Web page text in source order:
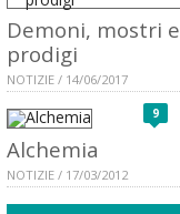
Demoni, mostri e
prodigi
NOTIZIE / 14/06/2017
9
Alchemia
NOTIZIE / 17/03/2012